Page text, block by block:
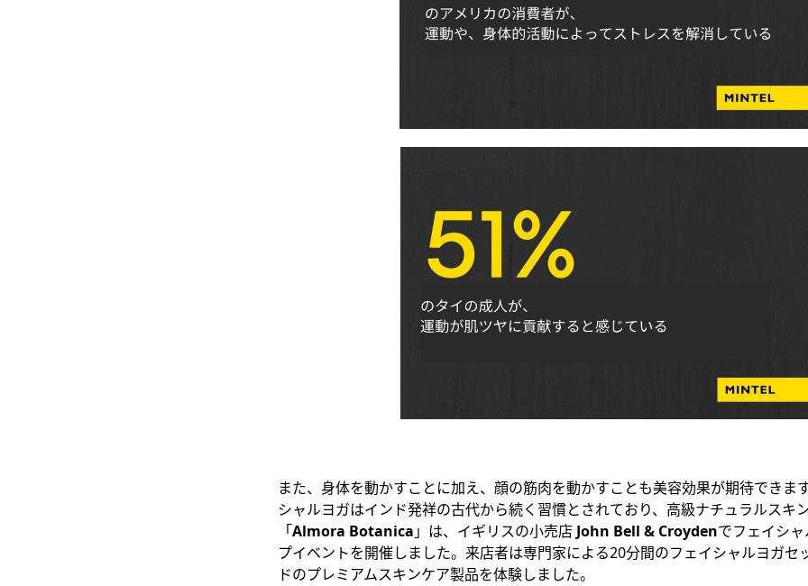
また、身体を動かすことに加え、顔の筋肉を動かすことも美容効果が期待できま
シャルヨガはインド発祥の古代から続く習慣とされており、高級ナチュラルスキ
「Almora Botanica 」は、イギリスの小売店 John Bell & Croydenでフェイシ
プイベントを開催しました。来店者は専門家による20分間のフェイシャルヨガセ
ドのプレミアムスキンケア製品を体験しました。